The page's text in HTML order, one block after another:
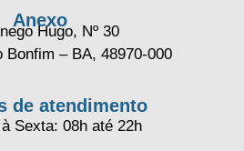
Anexo
Hugo, Nº 30
Bonfim – BA, 48970-000
de atendimento
Sexta: 08h até 22h